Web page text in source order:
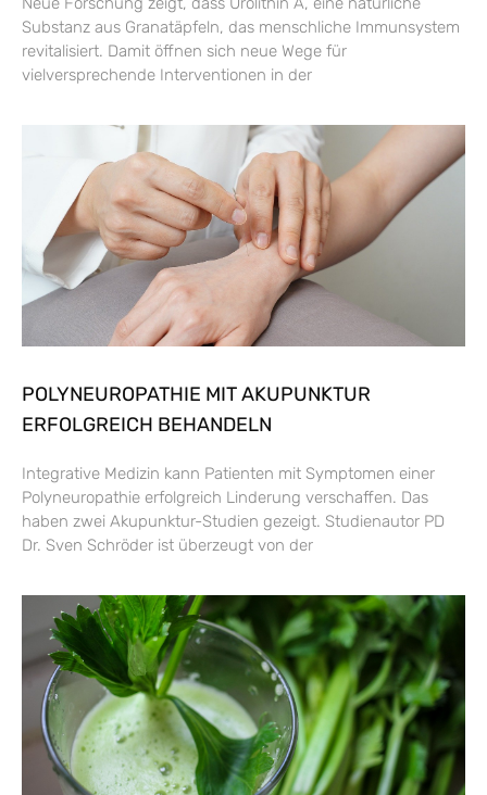
Substanz aus Granatäpfeln, das menschliche Immunsystem
revitalisiert. Damit öffnen sich neue Wege für
vielversprechende Interventionen in der
POLYNEUROPATHIE MIT AKUPUNKTUR
ERFOLGREICH BEHANDELN
Integrative Medizin kann Patienten mit Symptomen einer
Polyneuropathie erfolgreich Linderung verschaffen. Das
haben zwei Akupunktur-Studien gezeigt. Studienautor PD
Dr. Sven Schröder ist überzeugt von der